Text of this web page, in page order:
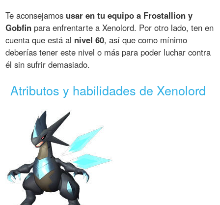
Te aconsejamos usar en tu equipo a Frostallion y
Gobfin para enfrentarte a Xenolord. Por otro lado, ten en
cuenta que está al nivel 60, así que como mínimo
deberías tener este nivel o más para poder luchar contra
él sin sufrir demasiado.
Atributos y habilidades de Xenolord